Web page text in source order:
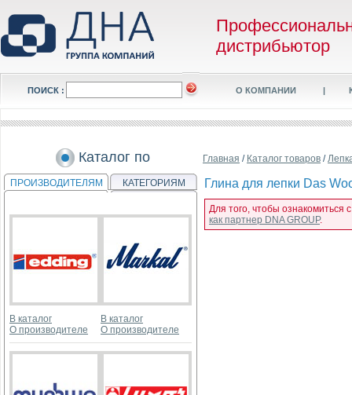
дистрибьютор
ПОИСК : О КОМПАНИИ |
Каталог по
ПРОИЗВОДИТЕЛЯМ КАТЕГОРИЯМ
В каталог
О производителе
В каталог
О производителе
Главная / Каталог товаров /
Глина для лепки Das
Для того, чтобы
как партнер DNA GROUP.